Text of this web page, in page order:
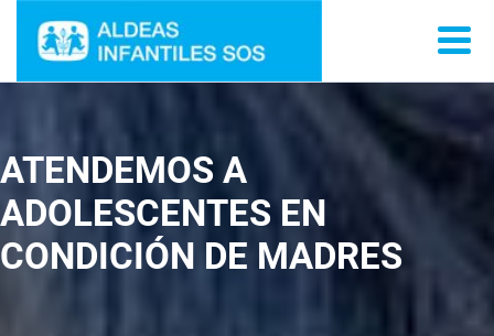
ATENDEMOS A
ADOLESCENTES EN
CONDICIÓN DE MADRES